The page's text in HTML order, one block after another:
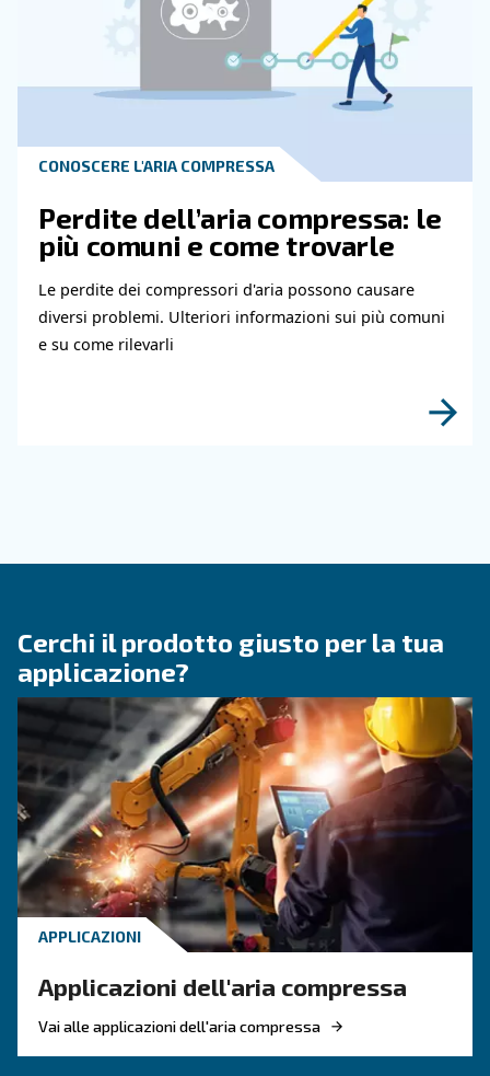
Tubazioni dell'aria
la guida completa e
Guida completa alle tubazioni dell'aria
materiali, dimensionamento, layout e
per ridurre la caduta di pressione, controllare
dell'energia e migliorare l'affidabilità.
Tutto quello che c'è da
sugli essiccatori
L'essiccatore serve a eliminare il vapore
compressa. Queste macchine possono essere
principalmente nei settori in cui la qualità del
fa la differenza.